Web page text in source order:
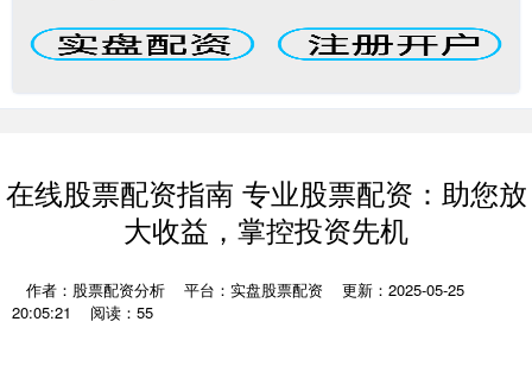
在线股票配资指南 专业股票配资：助您放
大收益，掌控投资先机
作者：股票配资分析 平台：实盘股票配资
更新：2025-05-25
20:05:21
阅读：55